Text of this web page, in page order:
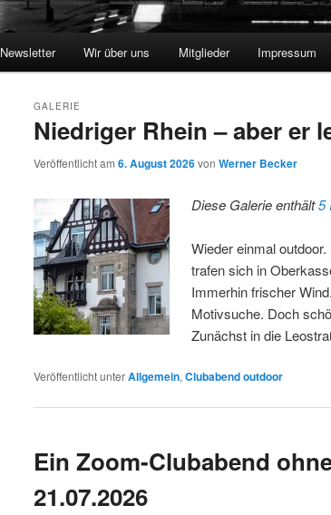
Newsletter Wir über uns Mitglieder Impressum
Niedriger Rhein – aber er
GALERIE
Veröffentlicht am 6. August 2026von Werner Becker
Diese Galerie enthält5
Wieder einmal
trafen sich in
Immerhin frischer
Motivsuche. Doch
Zunächst in die
Veröffentlicht unterAllgemein, Clubabend outdoor
Ein Zoom-Clubabend
21.07.2026